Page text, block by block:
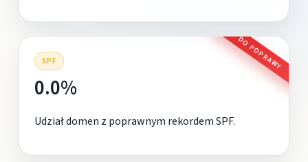
SPF DO POPRAWY
0.0%
Udział domen z poprawnym rekordem SPF.